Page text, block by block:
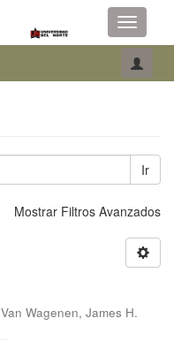
Toggle
Ir
Mostrar Filtros Avanzados
Van Wagenen, James H.